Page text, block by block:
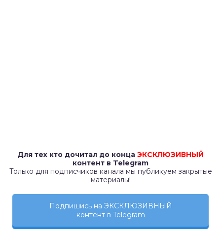
Для тех кто дочитал до конца ЭКСКЛЮЗИВНЫЙ
контент в Telegram
Только для подписчиков канала мы публикуем закрытые
материалы!
Подпишись на ЭКСКЛЮЗИВНЫЙ
контент в Telegram